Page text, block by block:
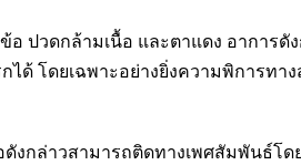
ปวดกล้ามเนื้อ และตาแดง อาการ
ด้ โดยเฉพาะอย่างยิ่งความพิการท
งกล่าวสามารถติดทางเพศสัมพันธ์โ